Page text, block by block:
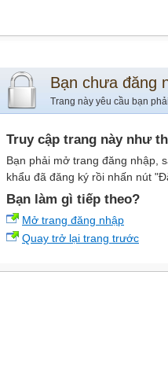
Bạn chưa đăng
Trang này yêu cầu bạn
Truy cập trang này như
Bạn phải mở trang đăng nhập,
khẩu đã đăng ký rồi nhấn nút
Bạn làm gì tiếp theo?
Mở trang đăng nhập
Quay trở lại trang trước